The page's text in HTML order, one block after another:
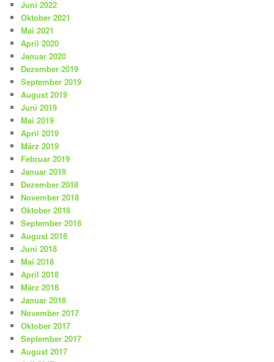
Juni 2022
Oktober 2021
Mai 2021
April 2020
Januar 2020
Dezember 2019
September 2019
August 2019
Juni 2019
Mai 2019
April 2019
März 2019
Februar 2019
Januar 2019
Dezember 2018
November 2018
Oktober 2018
September 2018
August 2018
Juni 2018
Mai 2018
April 2018
März 2018
Januar 2018
November 2017
Oktober 2017
September 2017
August 2017